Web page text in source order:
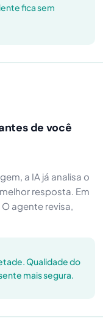
fica sem
de você
a IA já analisa o
resposta. Em
agente revisa,
Qualidade do
mais segura.